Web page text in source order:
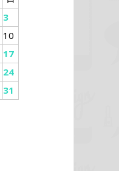
3
10
17
24
31